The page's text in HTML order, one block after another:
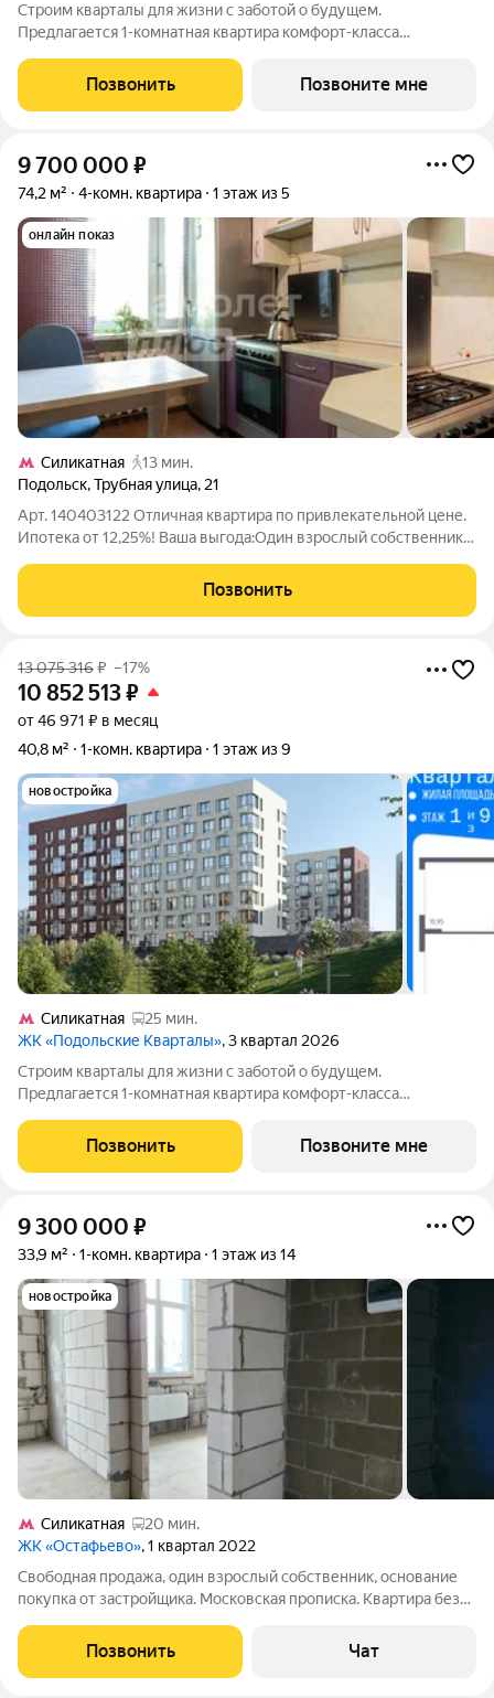
Строим кварталы для жизни с заботой о будущем.
Предлагается 1-комнатная квартира комфорт-класса
м этаже, в жилом комплексе "Подольские
Кварталы".Застройщик сдает квартиры с отделкой в
Позвонить Позвоните мне
9 700 000 ₽
74,2 м² 4-комн. квартира 1 этаж из 5
онлайн показ
Силикатная
13 мин.
Подольск,Трубная улица, 21
Арт. 140403122 Отличная квартира по привлекательной цене.
Ипотека от 12,25%! Ваша выгода:Один взрослый собственник,
готовность к любым формам сделки: ипотека, материнский
капитал, жилищные
Позвонить
13 075 316₽ –17%
10 852 513₽
от 46 971 ₽ в месяц
40,8 м²
1-комн. квартира 1 этаж из 9
новостройка
Силикатная
25 мин.
ЖК «Подольские Кварталы», 3 квартал 2026
Строим кварталы для жизни с заботой о будущем.
Предлагается 1-комнатная квартира комфорт-класса
м этаже, в жилом комплексе "Подольские
Кварталы".Застройщик сдает квартиры с отделкой в
Позвонить Позвоните мне
9 300 000 ₽
33,9 м² 1-комн. квартира 1 этаж из 14
новостройка
Силикатная
20 мин.
ЖК «Остафьево», 1 квартал 2022
Свободная продажа, один взрослый собственник, основание
покупка от застройщика. Московская прописка. Квартира без
есть возможность сделать второй уровень. Свободная
планировка, позволяет сделать
Позвонить Чат